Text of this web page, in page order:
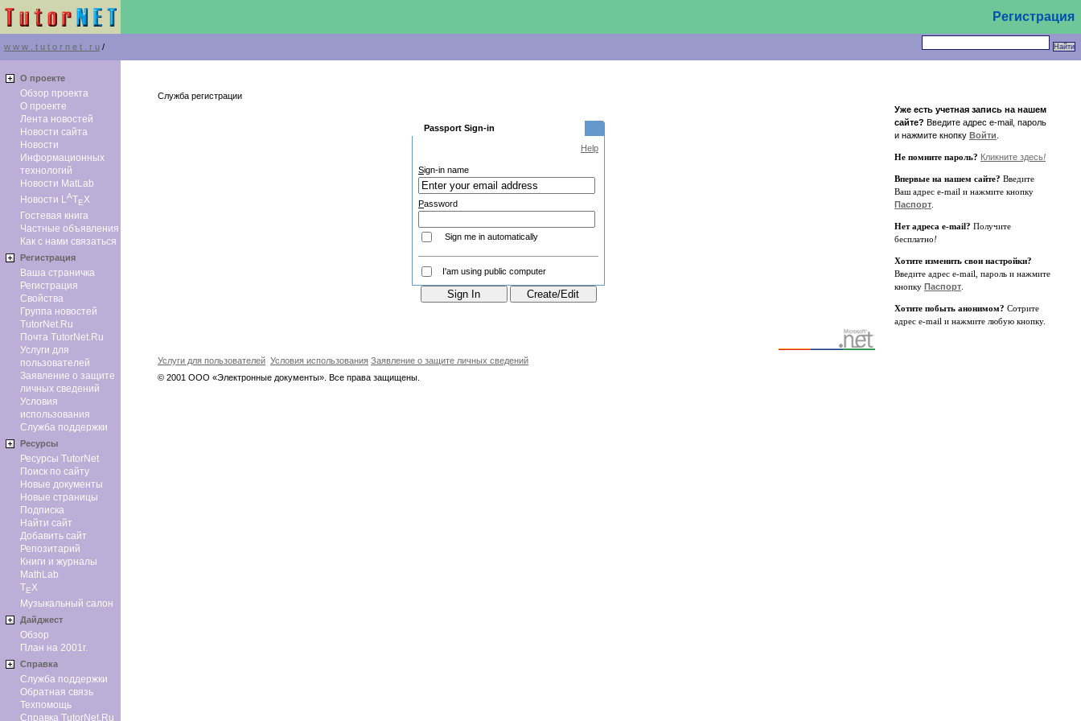
Регистрация
w w w . t u t o r n e t . r u /
О проекте
Обзор проекта
О проекте
Лента новостей
Новости сайта
Новости
Информационных
технологий
Новости MatLab
Новости LATEX
Гостевая книга
Частные объявления
Как с нами связаться
Регистрация
Ваша страничка
Регистрация
Свойства
Группа новостей
TutorNet.Ru
Почта TutorNet.Ru
Услуги для
пользователей
Заявление о защите
личных сведений
Условия
использования
Служба поддержки
Ресурсы
Ресурсы TutorNet
Поиск по сайту
Новые документы
Новые страницы
Подписка
Найти сайт
Добавить сайт
Репозитарий
Книги и журналы
MathLab
TEX
Музыкальный салон
Дайджест
Обзор
План на 2001г.
Справка
Служба поддержки
Обратная связь
Техпомощь
Справка TutorNet.Ru
Служба регистрации
Passport Sign-in
Help
Sign-in name
Password
Sign me in automatically
I'am using public computer
Услуги для пользователей Условия использования Заявление о защите личных сведений
© 2001 ООО «Электронные документы». Все права защищены.
Уже есть учетная запись на нашем
сайте? Введите адрес e-mail, пароль
и нажмите кнопку Войти
Не помните пароль? Кликните здесь!
Впервые на нашем сайте? Введите
Ваш адрес e-mail и нажмите кнопку
Паспорт
Нет адреса e-mail? Получите
бесплатно!
Хотите изменить свои настройки?
Введите адрес e-mail, пароль и нажмите
кнопку Паспорт
Хотите побыть анонимом? Сотрите
адрес e-mail и нажмите любую кнопку.